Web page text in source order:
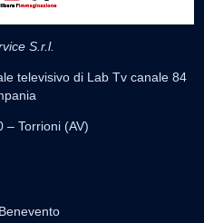
S.r.l.
televisivo di Lab Tv canale 84
– Torrioni (AV)